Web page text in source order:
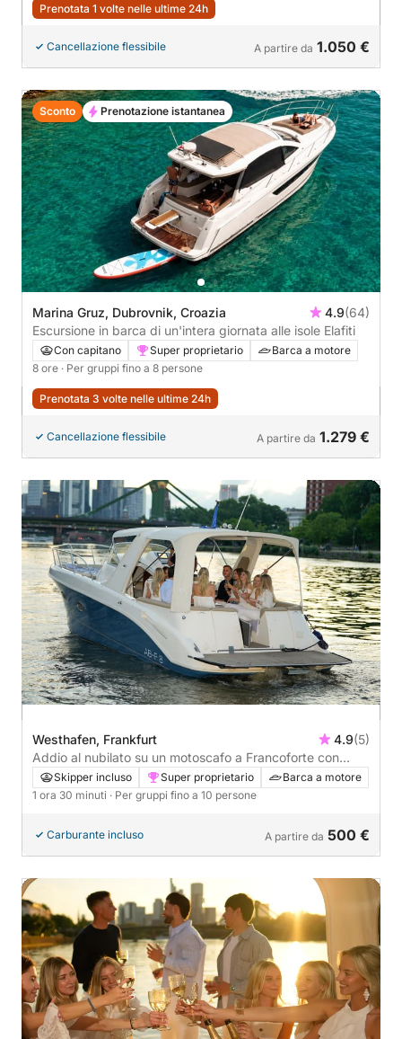
Prenotata 1 volte nelle ultime 24h
Cancellazione flessibile A partire da 1.050 €
Marina Gruz, Dubrovnik, Croazia 4.9(64)
Escursione in barca di un'intera giornata alle isole Elafiti
Con capitano Super proprietario
Barca a motore
8 ore · Per gruppi fino a 8 persone
Prenotata 3 volte nelle ultime 24h
Cancellazione flessibile A partire da 1.279 €
Sconto Prenotazione istantanea
Westhafen, Frankfurt 4.9(5)
Addio al nubilato su un motoscafo a Francoforte con
vista sullo skyline - 1h30
Skipper incluso Super proprietario
Barca a motore
1 ora 30 minuti · Per gruppi fino a 10 persone
Carburante incluso A partire da 500 €